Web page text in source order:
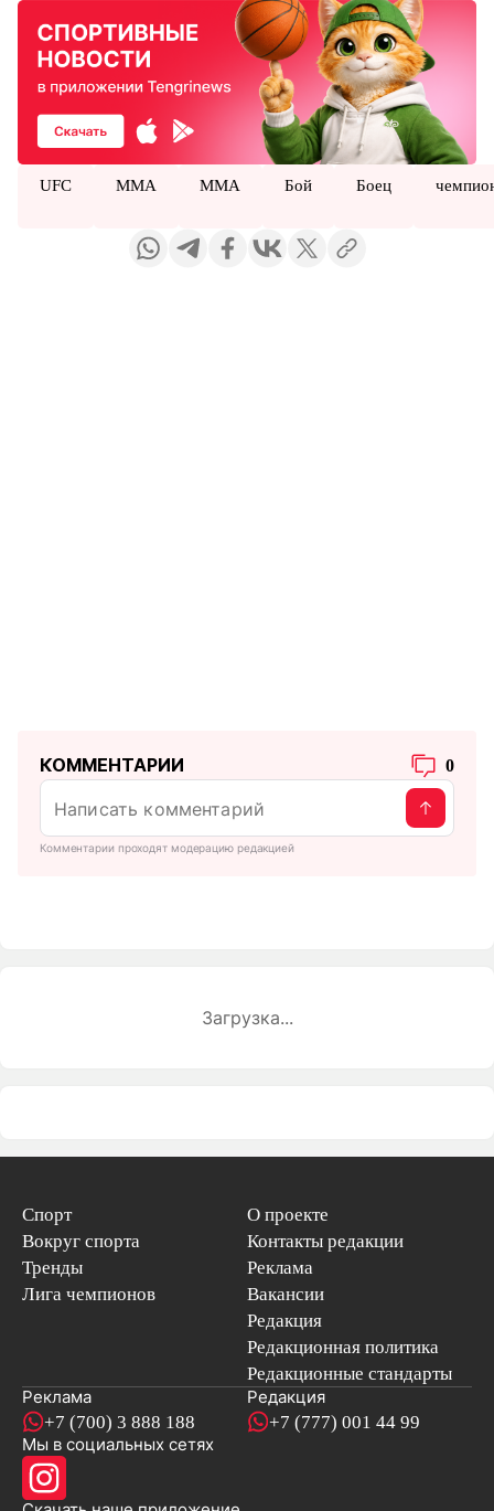
UFC MMA ММА Бой Боец
КОММЕНТАРИИ 0
Комментарии проходят модерацию редакцией
Загрузка...
Спорт
Вокруг спорта
Тренды
Лига чемпионов
О проекте
Контакты редакции
Реклама
Вакансии
Редакция
Редакционная политика
Редакционные стандарты
Реклама
+7 (700) 3 888 188
Редакция
+7 (777) 001 44 99
Мы в социальных сетях